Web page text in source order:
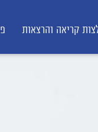
קריאה והרצאות